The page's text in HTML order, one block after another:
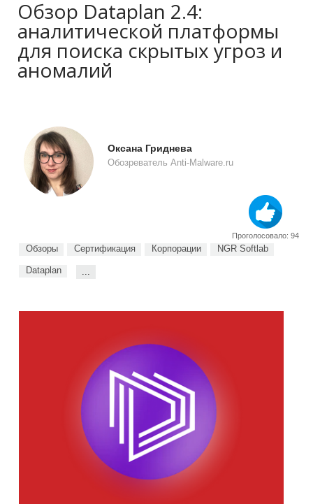
Обзор Dataplan 2.4:
аналитической платформы
для поиска скрытых угроз и
аномалий
Оксана Гриднева
Обозреватель Anti-Malware.ru
Проголосовало: 94
Обзоры Сертификация Корпорации NGR Softlab
Dataplan ...